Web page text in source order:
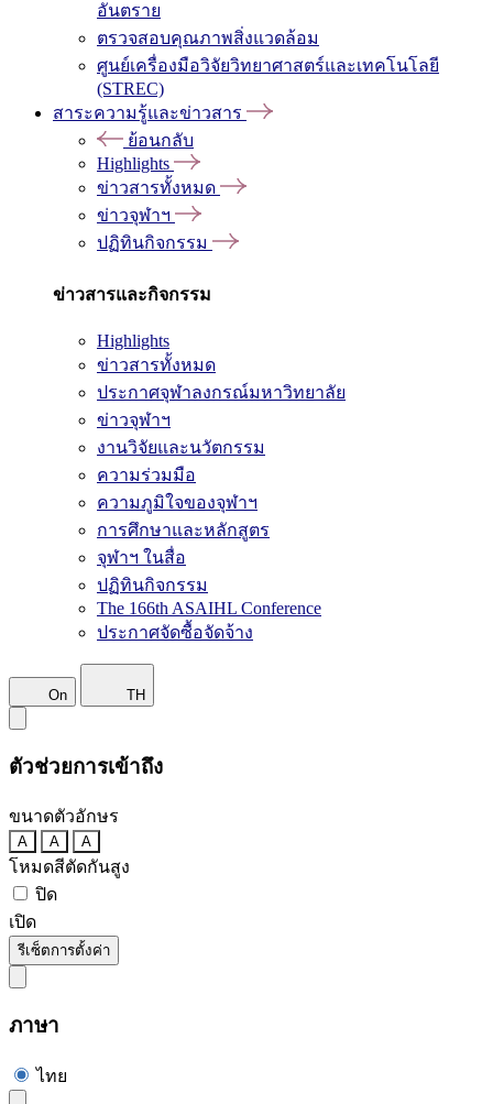
อันตราย
ตรวจสอบคุณภาพสิ่งแวดล้อม
ศูนย์เครื่องมือวิจัยวิทยาศาสตร์และเทคโนโลยี
(STREC)
สาระความรู้และข่าวสาร
ย้อนกลับ
Highlights
ข่าวสารทั้งหมด
ข่าวจุฬาฯ
ปฏิทินกิจกรรม
ข่าวสารและกิจกรรม
Highlights
ข่าวสารทั้งหมด
ประกาศจุฬาลงกรณ์มหาวิทยาลัย
ข่าวจุฬาฯ
งานวิจัยและนวัตกรรม
ความร่วมมือ
ความภูมิใจของจุฬาฯ
การศึกษาและหลักสูตร
จุฬาฯ ในสื่อ
ปฏิทินกิจกรรม
The 166th ASAIHL Conference
ประกาศจัดซื้อจัดจ้าง
On TH
ตัวช่วยการเข้าถึง
ขนาดตัวอักษร
A A A
โหมดสีตัดกันสูง
ปิด
เปิด
รีเซ็ตการตั้งค่า
ภาษา
ไทย